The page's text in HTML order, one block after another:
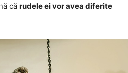
că rudele ei vor avea diferite